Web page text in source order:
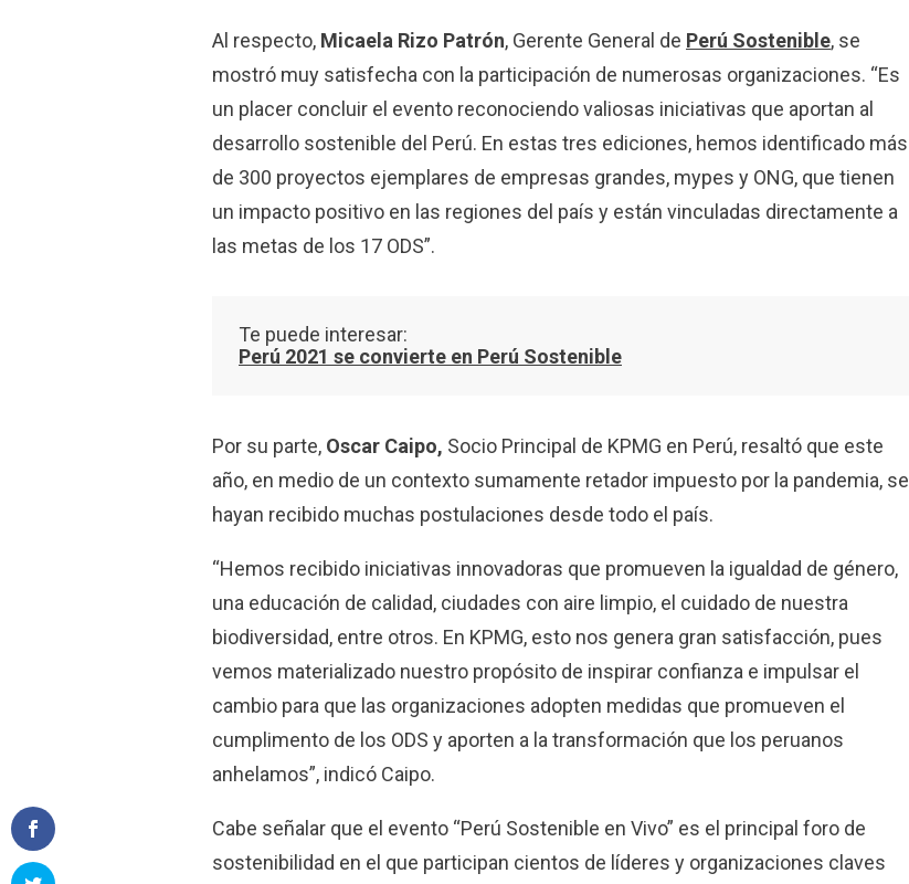
Al respecto, Micaela Rizo Patrón, Gerente General de Perú Sostenible, se
mostró muy satisfecha con la participación de numerosas organizaciones. “Es
un placer concluir el evento reconociendo valiosas iniciativas que aportan al
desarrollo sostenible del Perú. En estas tres ediciones, hemos identificado más
de 300 proyectos ejemplares de empresas grandes, mypes y ONG, que tienen
un impacto positivo en las regiones del país y están vinculadas directamente a
las metas de los 17 ODS”.
Te puede interesar:
Perú 2021 se convierte en Perú Sostenible
Por su parte, Oscar Caipo, Socio Principal de KPMG en Perú, resaltó que este
año, en medio de un contexto sumamente retador impuesto por la pandemia, se
hayan recibido muchas postulaciones desde todo el país.
“Hemos recibido iniciativas innovadoras que promueven la igualdad de género,
una educación de calidad, ciudades con aire limpio, el cuidado de nuestra
biodiversidad, entre otros. En KPMG, esto nos genera gran satisfacción, pues
vemos materializado nuestro propósito de inspirar confianza e impulsar el
cambio para que las organizaciones adopten medidas que promueven el
cumplimento de los ODS y aporten a la transformación que los peruanos
anhelamos”, indicó Caipo.
Cabe señalar que el evento “Perú Sostenible en Vivo” es el principal foro de
sostenibilidad en el que participan cientos de líderes y organizaciones claves